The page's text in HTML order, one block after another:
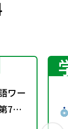
ワー
7